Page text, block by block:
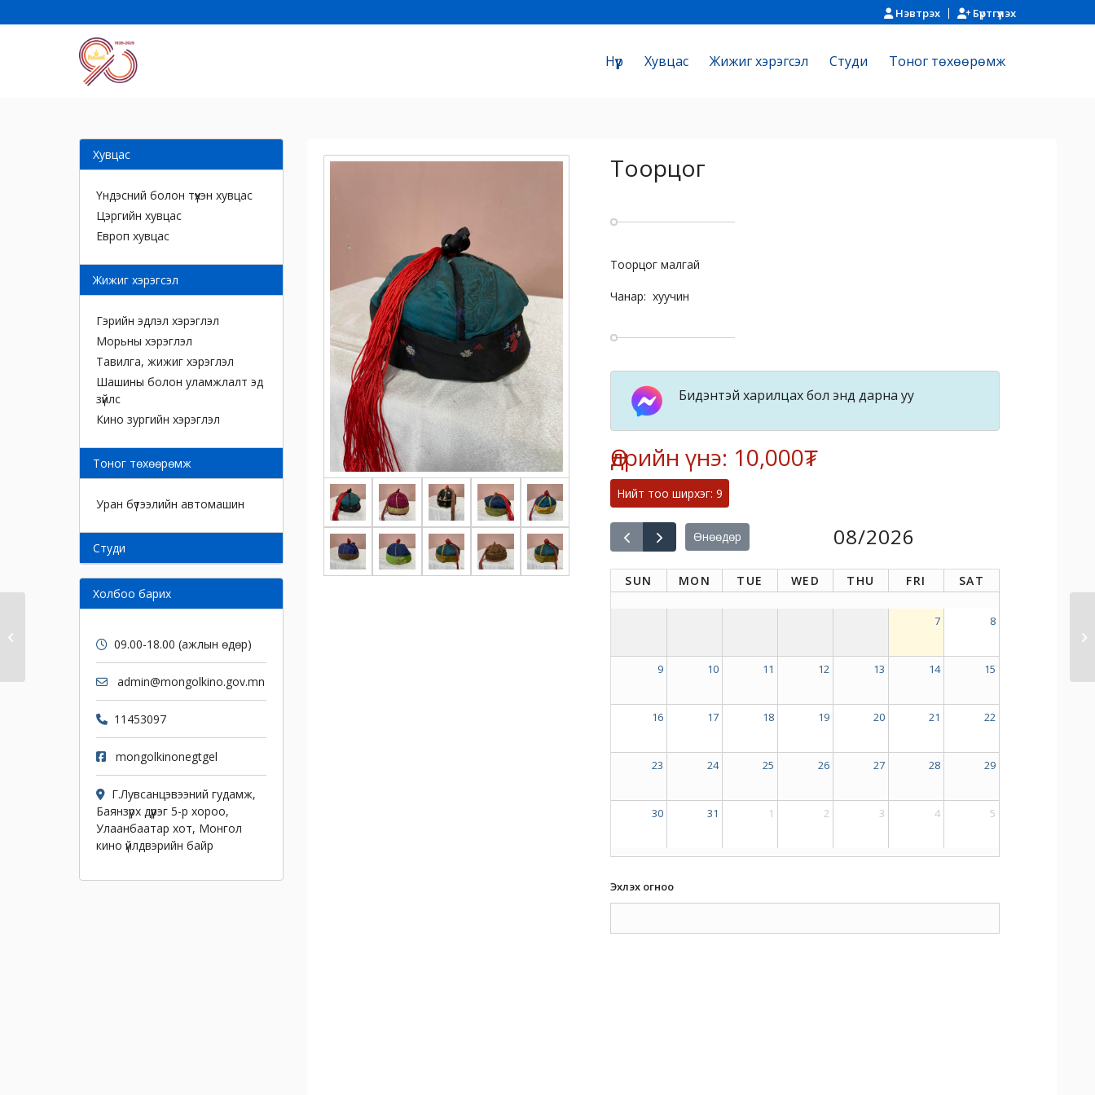
Нэвтрэх Бүртгүүлэх
Нүүр Хувцас Жижиг хэрэгсэл Cтуди Тоног төхөөрөмж
Тоорцог
Тоорцог малгай
Чанар: хуучин
Бидэнтэй харилцах бол энд дарна уу
Өдрийн үнэ: 10,000₮
Нийт тоо ширхэг: 9
Өнөөдөр 08/2026
SUN MON TUE WED THU FRI SAT
7 8
9 10 11 12 13 14 15
16 17 18 19 20 21 22
23 24 25 26 27 28 29
30 31 1 2 3 4 5
Эхлэх огноо
Хувцас
Үндэсний болон түүхэн хувцас
Цэргийн хувцас
Европ хувцас
Жижиг хэрэгсэл
Гэрийн эдлэл хэрэглэл
Морьны хэрэглэл
Тавилга, жижиг хэрэглэл
Шашины болон уламжлалт эд
зүйлс
Кино зургийн хэрэглэл
Тоног төхөөрөмж
Уран бүтээлийн автомашин
Cтуди
Холбоо барих
09.00-18.00 (ажлын өдөр)
admin@mongolkino.gov.mn
11453097
mongolkinonegtgel
Г.Лувсанцэвээний гудамж,
Баянзүрх дүүрэг 5-р хороо,
Улаанбаатар хот, Монгол
кино үйлдвэрийн байр